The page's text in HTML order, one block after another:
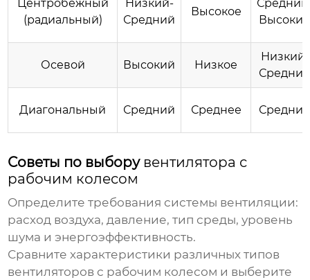
Центробежный
(радиальный)
Низкий-
Средний
Высокое
Осевой Высокий Низкое
Низкий-
Диагональный Средний Среднее
Советы по выбору вентилятора с
рабочим колесом
Определите требования системы вентиляции:
расход воздуха, давление, тип среды, уровень
шума и энергоэффективность.
Сравните характеристики различных типов
вентиляторов с рабочим колесом и выберите